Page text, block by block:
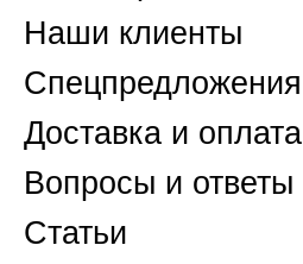
Наши клиенты
Спецпредложения
Доставка и оплата
Вопросы и ответы
Статьи